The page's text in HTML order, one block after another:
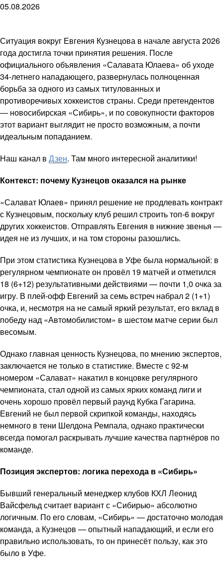
05.08.2026
Ситуация вокруг Евгения Кузнецова в начале августа 2026
года достигла точки принятия решения. После
официального объявления «Салавата Юлаева» об уходе
34-летнего нападающего, развернулась полноценная
борьба за одного из самых титулованных и
противоречивых хоккеистов страны. Среди претендентов
— новосибирская «Сибирь», и по совокупности факторов
этот вариант выглядит не просто возможным, а почти
идеальным попаданием.
Наш канал в Дзен. Там много интересной аналитики!
Контекст: почему Кузнецов оказался на рынке
«Салават Юлаев» принял решение не продлевать контракт
с Кузнецовым, поскольку клуб решил строить топ-6 вокруг
других хоккеистов. Отправлять Евгения в нижние звенья —
идея не из лучших, и на том стороны разошлись.
При этом статистика Кузнецова в Уфе была нормальной: в
регулярном чемпионате он провёл 19 матчей и отметился
18 (6+12) результативными действиями — почти 1,0 очка за
игру. В плей-офф Евгений за семь встреч набрал 2 (1+1)
очка, и, несмотря на не самый яркий результат, его вклад в
победу над «Автомобилистом» в шестом матче серии был
весомым.
Однако главная ценность Кузнецова, по мнению экспертов,
заключается не только в статистике. Вместе с 92-м
номером «Салават» накатил в концовке регулярного
чемпионата, стал одной из самых ярких команд лиги и
очень хорошо провёл первый раунд Кубка Гагарина.
Евгений не был первой скрипкой команды, находясь
немного в тени Шелдона Ремпала, однако практически
всегда помогал раскрывать лучшие качества партнёров по
команде.
Позиция экспертов: логика перехода в «Сибирь»
Бывший генеральный менеджер клубов КХЛ Леонид
Вайсфельд считает вариант с «Сибирью» абсолютно
логичным. По его словам, «Сибирь» — достаточно молодая
команда, а Кузнецов — опытный нападающий, и если его
правильно использовать, то он принесёт пользу, как это
было в Уфе.